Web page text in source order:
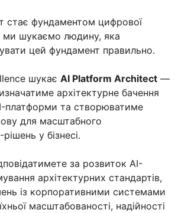
стає фундаментом цифрової
ми шукаємо людину, яка
цей фундамент правильно.
шукає AI Platform Architect —
архітектурне бачення
платформи та створюватиме
для масштабного
у бізнесі.
за розвиток AI-
архітектурних стандартів,
із корпоративними системами
масштабованості, надійності